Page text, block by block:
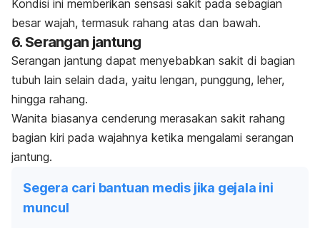
Kondisi ini memberikan sensasi sakit pada sebagian
besar wajah, termasuk rahang atas dan bawah.
6. Serangan jantung
Serangan jantung dapat menyebabkan sakit di bagian
tubuh lain selain dada, yaitu lengan, punggung, leher,
hingga rahang.
Wanita biasanya cenderung merasakan sakit rahang
bagian kiri pada wajahnya ketika mengalami serangan
jantung.
Segera cari bantuan medis jika gejala ini
muncul